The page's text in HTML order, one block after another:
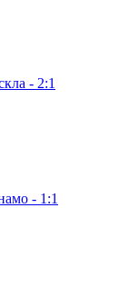
- 2:1
- 1:1